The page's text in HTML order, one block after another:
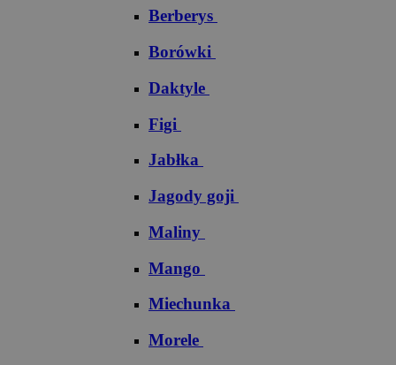
Berberys
Borówki
Daktyle
Figi
Jabłka
Jagody goji
Maliny
Mango
Miechunka
Morele